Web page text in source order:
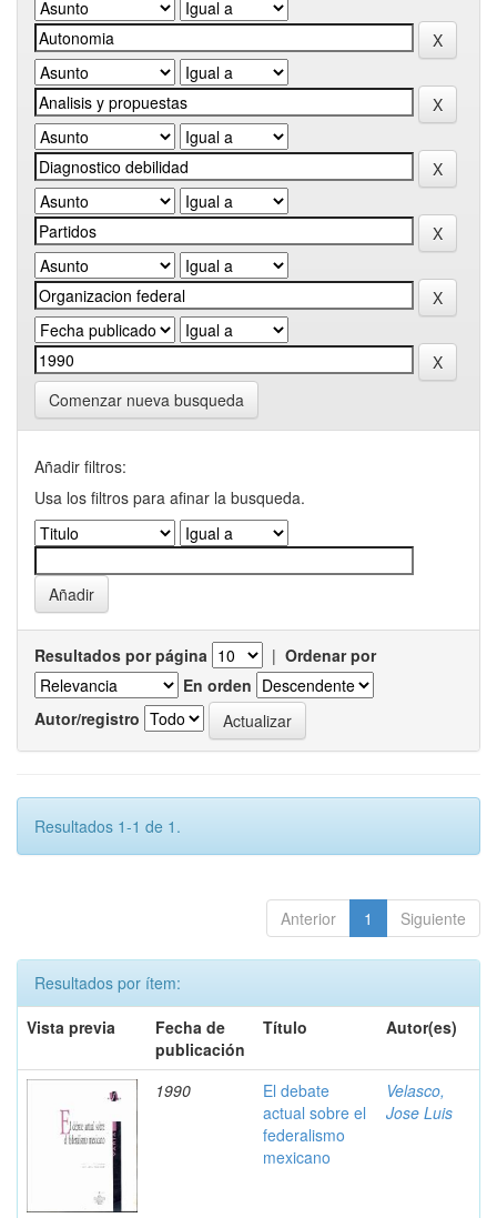
Comenzar nueva busqueda
Añadir filtros:
Usa los filtros para afinar la busqueda.
Resultados por página | Ordenar por
En orden
Autor/registro
Resultados 1-1 de 1.
Anterior 1 Siguiente
Resultados por ítem:
Vista previa
Fecha de
publicación
Título Autor(es)
1990
El debate
actual sobre el
federalismo
mexicano
Velasco,
Jose Luis